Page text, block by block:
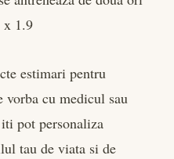
x 1.9
estimari pentru
cu medicul sau
pot personaliza
tau de viata si de